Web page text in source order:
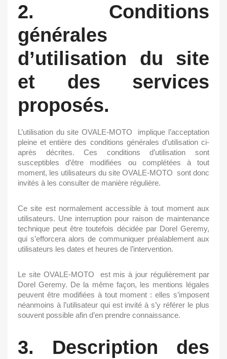
2. Conditions
générales
d’utilisation du site
et des services
proposés.
L’utilisation du site OVALE-MOTO
implique l’acceptation
pleine et entière des conditions générales d’utilisation ci-
après décrites. Ces conditions d’utilisation sont
susceptibles d’être modifiées ou complétées à tout
moment, les utilisateurs du site OVALE-MOTO sont donc
invités à les consulter de manière régulière.
Ce site est normalement accessible à tout moment aux
utilisateurs. Une interruption pour raison de maintenance
technique peut être toutefois décidée par Dorel Geremy,
qui s’efforcera alors de communiquer préalablement aux
utilisateurs les dates et heures de l’intervention.
Le site OVALE-MOTO
est mis à jour régulièrement par
Dorel Geremy. De la même façon, les mentions légales
peuvent être modifiées à tout moment : elles s’imposent
néanmoins à l’utilisateur qui est invité à s’y référer le plus
souvent possible afin d’en prendre connaissance.
3. Description des